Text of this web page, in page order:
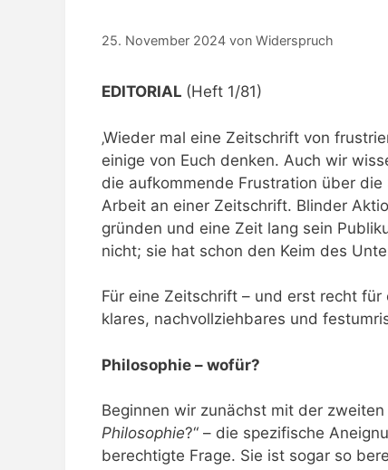
25. November 2024 von Widerspruch
EDITORIAL (Heft 1/81)
‚Wieder mal eine Zeitschrift von
einige von Euch denken. Auch wir
die aufkommende Frustration über die
Arbeit an einer Zeitschrift. Blinder
gründen und eine Zeit lang sein
nicht; sie hat schon den Keim des
Für eine Zeitschrift – und erst recht
klares, nachvollziehbares und
Philosophie – wofür?
Beginnen wir zunächst mit der
Philosophie?“ – die spezifische
berechtigte Frage. Sie ist sogar so